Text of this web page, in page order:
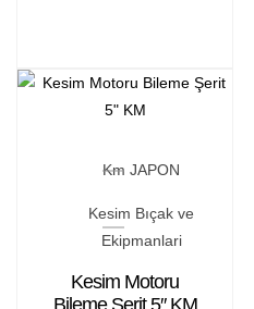
Km JAPON
Kesim Bıçak ve
Ekipmanlari
Kesim Motoru